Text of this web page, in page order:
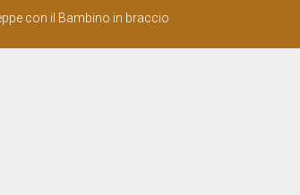
con il Bambino in braccio